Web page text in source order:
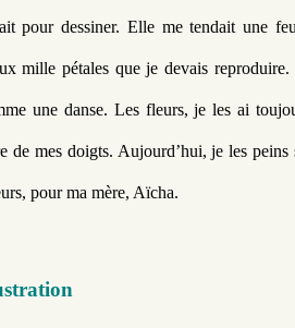
pour dessiner. Elle me tendait une
mille pétales que je devais reproduire.
une danse. Les fleurs, je les ai
de mes doigts. Aujourd’hui, je les peins
pour ma mère, Aïcha.